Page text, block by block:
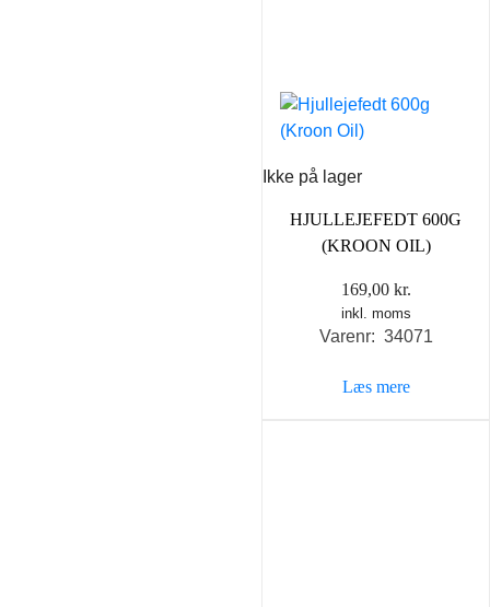
Ikke på lager
HJULLEJEFEDT 600G
(KROON OIL)
169,00 kr.
inkl. moms
Varenr: 34071
Læs mere